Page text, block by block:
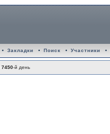
• Закладки • Поиск • Участники •
7450-й день